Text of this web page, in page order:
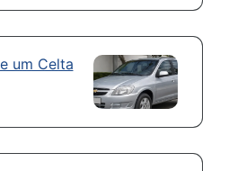
um Celta